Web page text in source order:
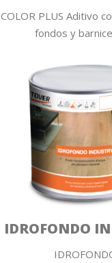
COLOR PLUS Aditivo
fondos y
IDROFONDO